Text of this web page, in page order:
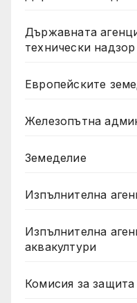
Държавната
технически надзор
Европейските
Железопътна
Земеделие
Изпълнителна
Изпълнителна
аквакултури
Комисия за